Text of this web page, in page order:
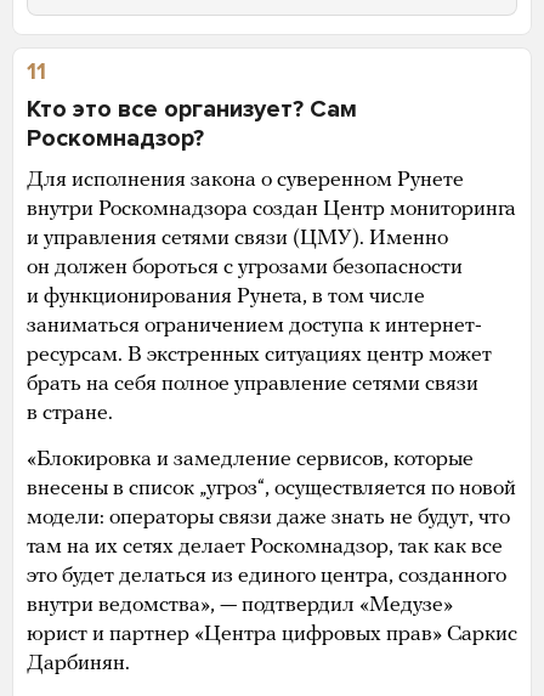
11
Кто это все организует? Сам
Роскомнадзор?
Для исполнения закона о суверенном Рунете
внутри Роскомнадзора создан Центр мониторинга
и управления сетями связи (ЦМУ). Именно
он должен бороться с угрозами безопасности
и функционирования Рунета, в том числе
заниматься ограничением доступа к интернет-
ресурсам. В экстренных ситуациях центр может
брать на себя полное управление сетями связи
в стране.
«Блокировка и замедление сервисов, которые
внесены в список „угроз“, осуществляется по новой
модели: операторы связи даже знать не будут, что
там на их сетях делает Роскомнадзор, так как все
это будет делаться из единого центра, созданного
внутри ведомства», — подтвердил «Медузе»
юрист и партнер «Центра цифровых прав» Саркис
Дарбинян.